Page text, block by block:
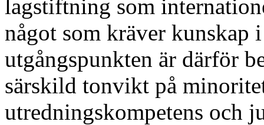
lagstiftning som
något som kräver
utgångspunkten är därför
särskild tonvikt på
utredningskompetens och